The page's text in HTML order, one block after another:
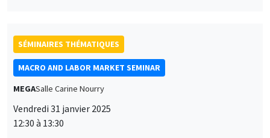
SÉMINAIRES THÉMATIQUES
MACRO AND LABOR MARKET SEMINAR
MEGASalle Carine Nourry
Vendredi 31 janvier 2025
12:30 à 13:30